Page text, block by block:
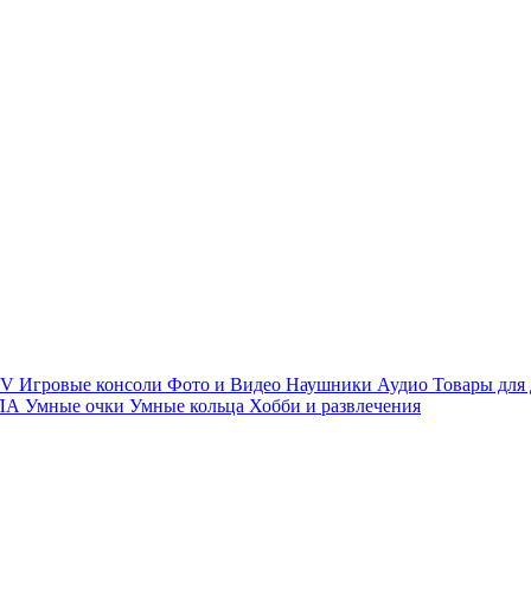
Игровые консоли Фото и Видео Наушники Аудио Товары для
Умные очки Умные кольца Хобби и развлечения